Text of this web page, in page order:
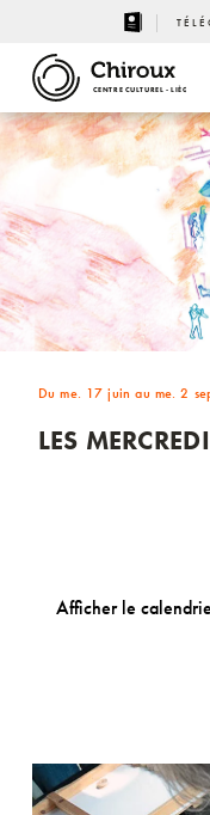
CENTRE CULTUREL - LIÈGE
Du me. 17 juin au me. 2
LES
Afficher le